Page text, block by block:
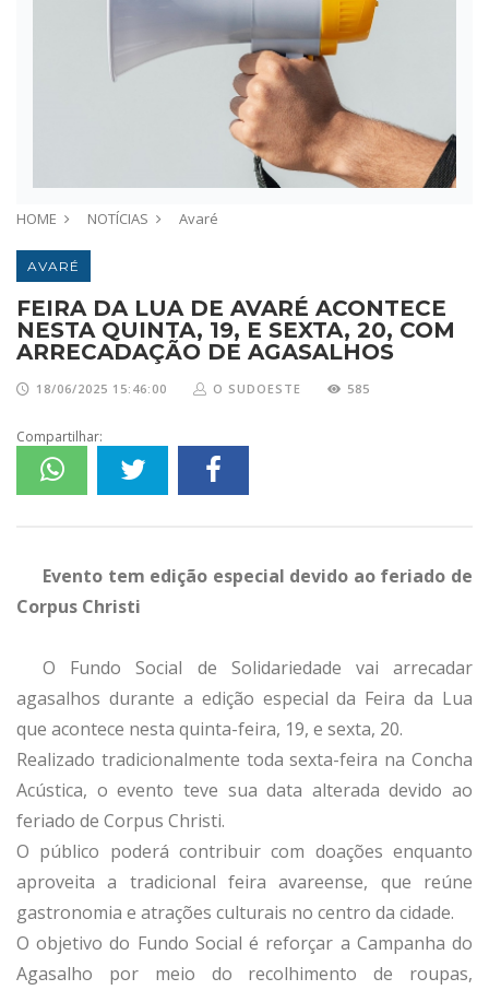
HOME NOTÍCIAS Avaré
AVARÉ
FEIRA DA LUA DE AVARÉ ACONTECE
NESTA QUINTA, 19, E SEXTA, 20, COM
ARRECADAÇÃO DE AGASALHOS
18/06/2025 15:46:00 O SUDOESTE 585
Compartilhar:
Evento tem edição especial devido ao feriado de
Corpus Christi
O Fundo Social de Solidariedade vai arrecadar
agasalhos durante a edição especial da Feira da Lua
que acontece nesta quinta-feira, 19, e sexta, 20.
Realizado tradicionalmente toda sexta-feira na Concha
Acústica, o evento teve sua data alterada devido ao
feriado de Corpus Christi.
O público poderá contribuir com doações enquanto
aproveita a tradicional feira avareense, que reúne
gastronomia e atrações culturais no centro da cidade.
O objetivo do Fundo Social é reforçar a Campanha do
Agasalho por meio do recolhimento de roupas,